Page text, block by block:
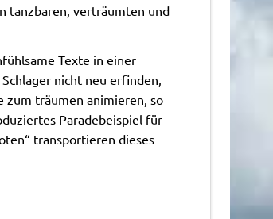
tanzbaren, verträumten und
Texte in einer
nicht neu erfinden,
zum träumen animieren, so
Paradebeispiel für
transportieren dieses